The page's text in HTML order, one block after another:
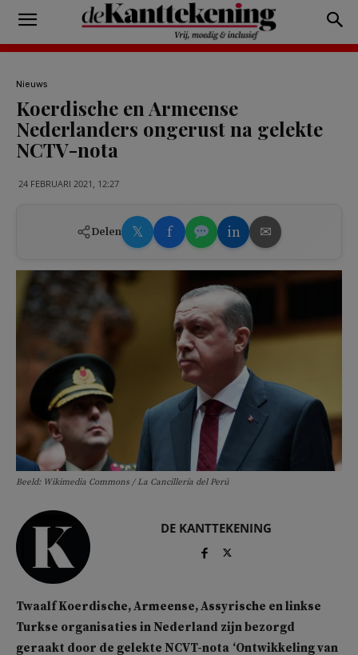
Nieuws
Koerdische en Armeense
Nederlanders ongerust na gelekte
NCTV-nota
24 FEBRUARI 2021, 12:27
Delen 𝕏 f in ✉
Beeld: Wikimedia Commons / La Cancillería del Perú
DE KANTTEKENING
Twaalf Koerdische, Armeense, Assyrische en linkse
Turkse organisaties in Nederland zijn bezorgd
geraakt door de gelekte NCVT-nota ‘Ontwikkeling van